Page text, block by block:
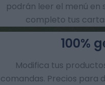
podrán leer el menú en
completo tus
Modifica tus
comandas.​ Precios para
100%